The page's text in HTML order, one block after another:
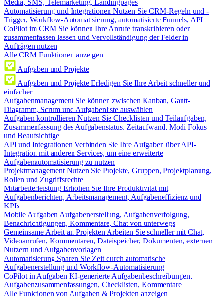
Media, SMS, Telemarketing, Landingpages
Automatisierung und Integrationen Nutzen Sie CRM-Regeln und -
Trigger, Workflow-Automatisierung, automatisierte Funnels, API
CoPilot im CRM Sie können Ihre Anrufe transkribieren oder
zusammenfassen lassen und Vervollständigung der Felder in
Aufträgen nutzen
Alle CRM-Funktionen anzeigen
Aufgaben und Projekte
Aufgaben und Projekte Erledigen Sie Ihre Arbeit schneller und
einfacher
Aufgabenmanagement Sie können zwischen Kanban, Gantt-
Diagramm, Scrum und Aufgabenliste auswählen
Aufgaben kontrollieren Nutzen Sie Checklisten und Teilaufgaben,
Zusammenfassung des Aufgabenstatus, Zeitaufwand, Modi Fokus
und Beaufsichtige
API und Integrationen Verbinden Sie Ihre Aufgaben über API-
Integration mit anderen Services, um eine erweiterte
Aufgabenautomatisierung zu nutzen
Projektmanagement Nutzen Sie Projekte, Gruppen, Projektplanung,
Rollen und Zugriffsrechte
Mitarbeiterleistung Erhöhen Sie Ihre Produktivität mit
Aufgabenberichten, Arbeitsmanagement, Aufgabeneffizienz und
KPIs
Mobile Aufgaben Aufgabenerstellung, Aufgabenverfolgung,
Benachrichtigungen, Kommentare, Chat von unterwegs
Gemeinsame Arbeit an Projekten Arbeiten Sie schneller mit Chat,
Videoanrufen, Kommentaren, Dateispeicher, Dokumenten, externen
Nutzern und Aufgabenvorlagen
Automatisierung Sparen Sie Zeit durch automatische
Aufgabenerstellung und Workflow-Automatisierung
CoPilot in Aufgaben KI-generierte Aufgabenbeschreibungen,
Aufgabenzusammenfassungen, Checklisten, Kommentare
Alle Funktionen von Aufgaben & Projekten anzeigen